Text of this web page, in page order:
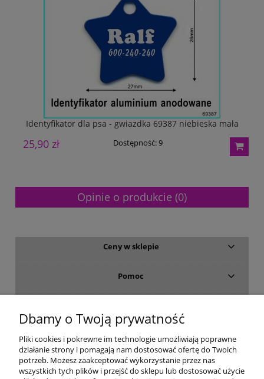
Identyfikator dla psa - gwiazdka 69387 niebieska mała
25,90 zł Dostępność:9
Opinie o produkcie (0)
Ceny w sklepie
Pomoc
Moje konto
Gwarancja i zwroty
Dbamy o Twoją prywatność
Pliki cookies i pokrewne im technologie umożliwiają poprawne
działanie strony i pomagają nam dostosować ofertę do Twoich
potrzeb. Możesz zaakceptować wykorzystanie przez nas
wszystkich tych plików i przejść do sklepu lub dostosować użycie